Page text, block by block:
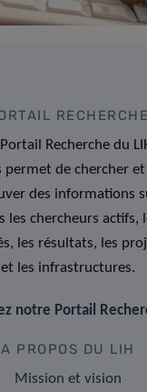
RECHERCHE
Portail Recherche du
permet de chercher
des informations
les chercheurs actifs,
les résultats, les
et les infrastructures.
notre Portail
A PROPOS DU LIH
Mission et vision